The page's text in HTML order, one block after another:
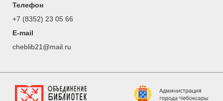
Телефон
+7 (8352) 23 05 66
E-mail
cheblib21@mail.ru